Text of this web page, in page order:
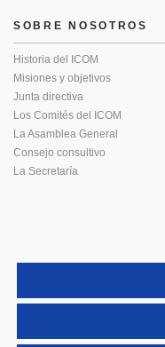
SOBRE NOSOTROS
Historia del ICOM
Misiones y objetivos
Junta directiva
Los Comités del ICOM
La Asamblea General
Consejo consultivo
La Secretaría